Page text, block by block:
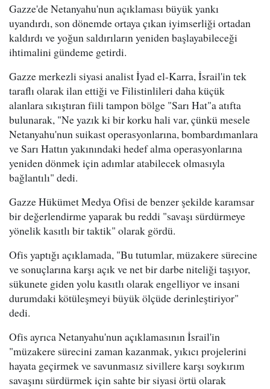
Gazze'de Netanyahu'nun açıklaması büyük yankı
uyandırdı, son dönemde ortaya çıkan iyimserliği ortadan
kaldırdı ve yoğun saldırıların yeniden başlayabileceği
ihtimalini gündeme getirdi.
Gazze merkezli siyasi analist İyad el-Karra, İsrail'in tek
taraflı olarak ilan ettiği ve Filistinlileri daha küçük
alanlara sıkıştıran fiili tampon bölge "Sarı Hat"a atıfta
bulunarak, "Ne yazık ki bir korku hali var, çünkü mesele
Netanyahu'nun suikast operasyonlarına, bombardımanlara
ve Sarı Hattın yakınındaki hedef alma operasyonlarına
yeniden dönmek için adımlar atabilecek olmasıyla
bağlantılı" dedi.
Gazze Hükümet Medya Ofisi de benzer şekilde karamsar
bir değerlendirme yaparak bu reddi "savaşı sürdürmeye
yönelik kasıtlı bir taktik" olarak gördü.
Ofis yaptığı açıklamada, "Bu tutumlar, müzakere sürecine
ve sonuçlarına karşı açık ve net bir darbe niteliği taşıyor,
sükunete giden yolu kasıtlı olarak engelliyor ve insani
durumdaki kötüleşmeyi büyük ölçüde derinleştiriyor"
dedi.
Ofis ayrıca Netanyahu'nun açıklamasının İsrail'in
"müzakere sürecini zaman kazanmak, yıkıcı projelerini
hayata geçirmek ve savunmasız sivillere karşı soykırım
savaşını sürdürmek için sahte bir siyasi örtü olarak